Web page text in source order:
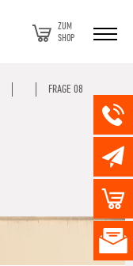
ZUM
SHOP
FRAGE 08